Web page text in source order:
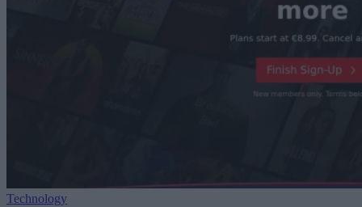
Technology